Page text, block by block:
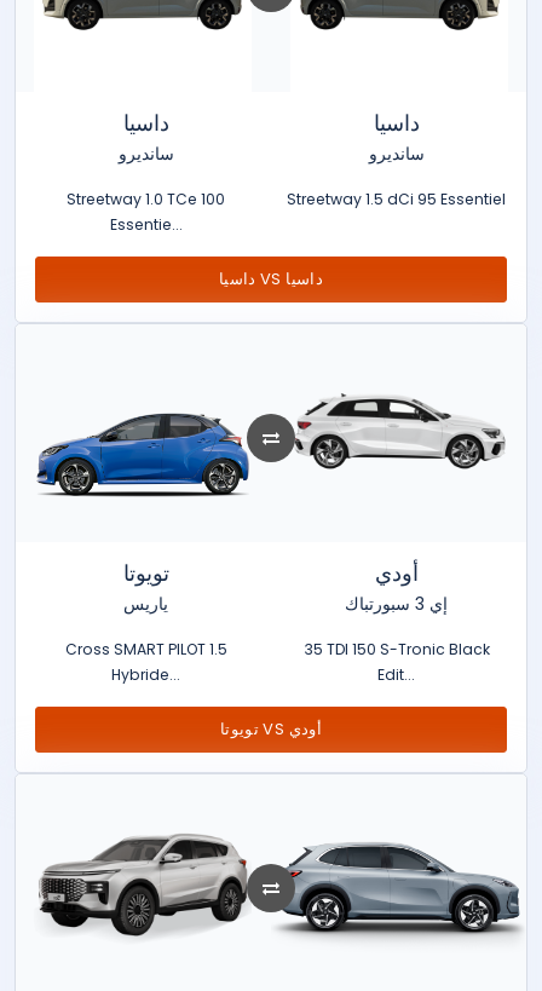
داسيا
سانديرو
Streetway 1.0 TCe 100
Essentie...
داسيا
سانديرو
Streetway 1.5 dCi 95 Essentiel
داسيا VS داسيا
تويوتا
ياريس
Cross SMART PILOT 1.5
Hybride...
أودي
إي 3 سبورتباك
35 TDI 150 S-Tronic Black
Edit...
تويوتا VS أودي